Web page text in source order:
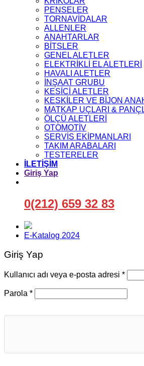
PENSELER
TORNAVİDALAR
ALLENLER
ANAHTARLAR
BİTSLER
GENEL ALETLER
ELEKTRİKLİ EL ALETLERİ
HAVALI ALETLER
İNŞAAT GRUBU
KESİCİ ALETLER
KESKİLER VE BİJON
MATKAP UÇLARI &
ÖLÇÜ ALETLERİ
OTOMOTİV
SERVİS EKİPMANLARI
TAKIM ARABALARI
TESTERELER
İLETİŞİM
Giriş Yap
0(212) 659 32 83
E-Katalog 2024
Giriş Yap
Kullanıcı adı veya e-posta adresi *
Parola *Gerekli